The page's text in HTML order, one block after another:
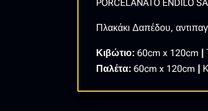
PORCELANATO ENDILO
Πλακάκι Δαπέδου,
Κιβώτιο: 60cm x 120cm
Παλέτα: 60cm x 120cm